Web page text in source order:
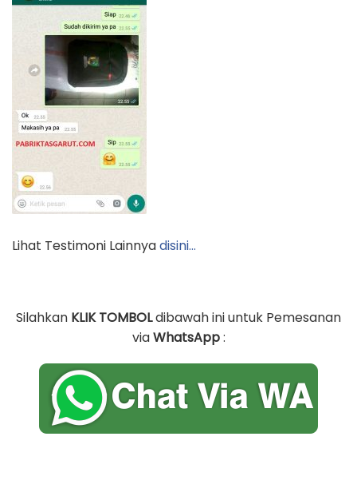
Lihat Testimoni Lainnyadisini…
Silahkan KLIK TOMBOLdibawah ini untuk Pemesanan
viaWhatsApp: